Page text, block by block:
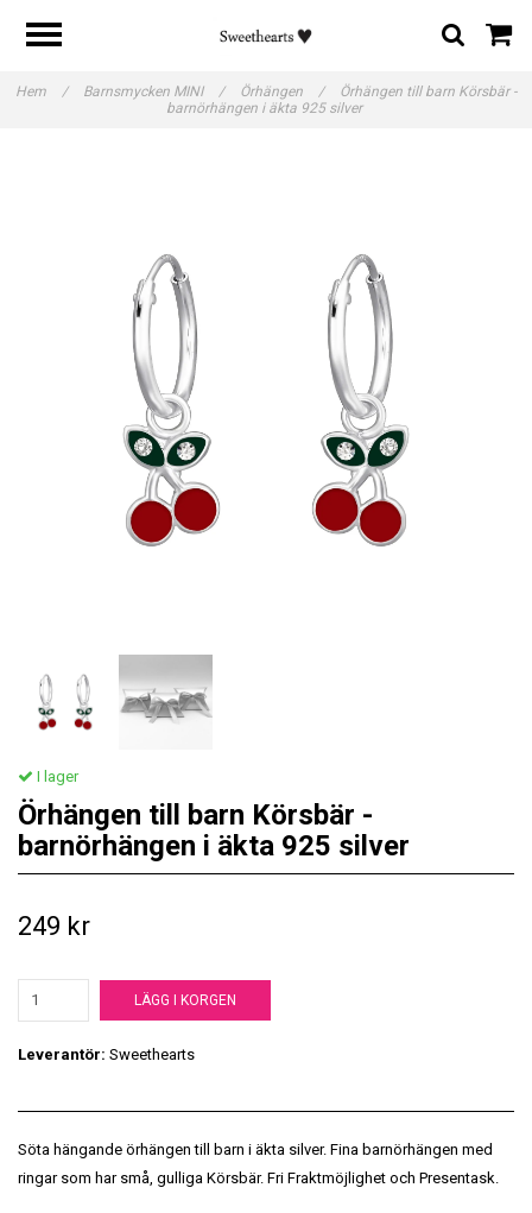
Hem / Barnsmycken MINI / Örhängen /
Örhängen till barn Körsbär -
barnörhängen i äkta 925 silver
I lager
Örhängen till barn Körsbär -
barnörhängen i äkta 925 silver
249 kr
LÄGG I KORGEN
Leverantör: Sweethearts
Söta hängande örhängen till barn i äkta silver. Fina barnörhängen med
ringar som har små, gulliga Körsbär. Fri Fraktmöjlighet och Presentask.